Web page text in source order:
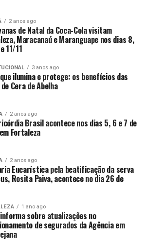
2 anos ago
de Natal da Coca-Cola visitam
Maracanaú e Maranguape nos dias 8,
11/11
3 anos ago
ilumina e protege: os benefícios das
Cera de Abelha
2 anos ago
Brasil acontece nos dias 5, 6 e 7 de
Fortaleza
2 anos ago
Eucarística pela beatificação da serva
Rosita Paiva, acontece no dia 26 de
1 ano ago
informa sobre atualizações no
de segurados da Agência em